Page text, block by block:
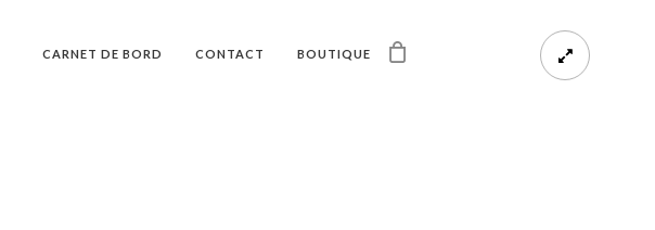
CARNET DE BORD CONTACT BOUTIQUE